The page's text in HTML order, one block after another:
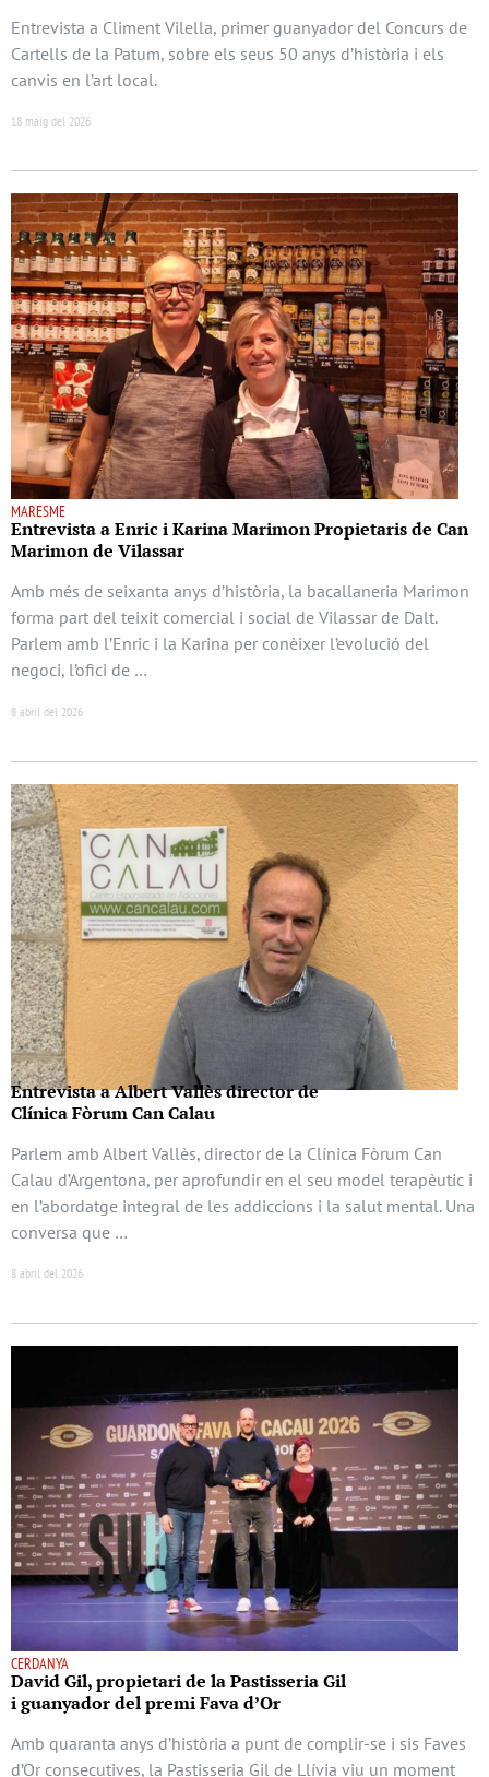
Entrevista a Climent Vilella, primer guanyador del Concurs de
Cartells de la Patum, sobre els seus 50 anys d’història i els
canvis en l’art local.
18 maig del 2026
MARESME
Entrevista a Enric i Karina Marimon Propietaris de Can
Marimon de Vilassar
Amb més de seixanta anys d’història, la bacallaneria Marimon
forma part del teixit comercial i social de Vilassar de Dalt.
Parlem amb l’Enric i la Karina per conèixer l’evolució del
negoci, l’ofici de …
8 abril del 2026
Entrevista a Albert Vallès director de
Clínica Fòrum Can Calau
Parlem amb Albert Vallès, director de la Clínica Fòrum Can
Calau d’Argentona, per aprofundir en el seu model terapèutic i
en l’abordatge integral de les addiccions i la salut mental. Una
conversa que …
8 abril del 2026
CERDANYA
David Gil, propietari de la Pastisseria Gil
i guanyador del premi Fava d’Or
Amb quaranta anys d’història a punt de complir-se i sis Faves
d’Or consecutives, la Pastisseria Gil de Llívia viu un moment